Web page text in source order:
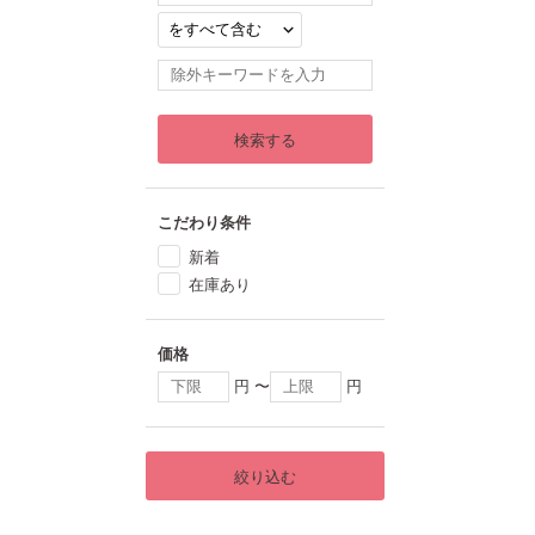
検索する
こだわり条件
新着
在庫あり
価格
円 〜 円
絞り込む